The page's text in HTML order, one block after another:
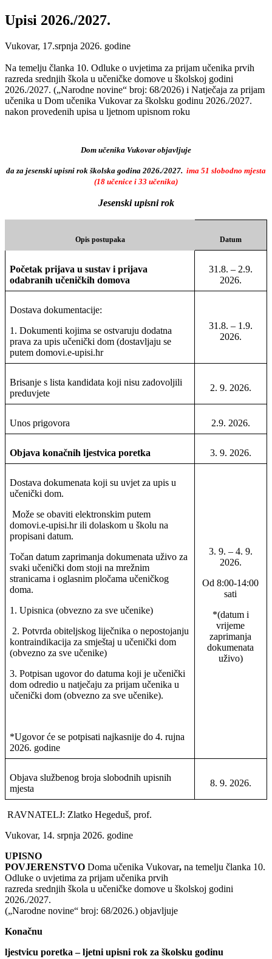
Upisi 2026./2027.
Vukovar, 17.srpnja 2026. godine
Na temelju članka 10. Odluke o uvjetima za prijam učenika prvih
razreda srednjih škola u učeničke domove u školskoj godini
2026./2027. („Narodne novine“ broj: 68/2026) i Natječaja za prijam
učenika u Dom učenika Vukovar za školsku godinu 2026./2027.
nakon provedenih upisa u ljetnom upisnom roku
Dom učenika Vukovar objavljuje
da za jesenski upisni rok školska godina 2026./2027. ima 51 slobodno mjesta
(18 učenice i 33 učenika)
Jesenski upisni rok
Opis postupaka Datum
Početak prijava u sustav i prijava
odabranih učeničkih domova
31.8. – 2.9.
2026.
Dostava dokumentacije:
1. Dokumenti kojima se ostvaruju dodatna
prava za upis učenički dom (dostavljaju se
putem domovi.e-upisi.hr
31.8. – 1.9.
2026.
Brisanje s lista kandidata koji nisu zadovoljili
preduvjete
2. 9. 2026.
Unos prigovora 2.9. 2026.
Objava konačnih ljestvica poretka 3. 9. 2026.
Dostava dokumenata koji su uvjet za upis u
učenički dom.
Može se obaviti elektronskim putem
domovi.e-upisi.hr ili dolaskom u školu na
propisani datum.
Točan datum zaprimanja dokumenata uživo za
svaki učenički dom stoji na mrežnim
stranicama i oglasnim pločama učeničkog
doma.
1. Upisnica (obvezno za sve učenike)
2. Potvrda obiteljskog liječnika o nepostojanju
kontraindikacija za smještaj u učenički dom
(obvezno za sve učenike)
3. Potpisan ugovor do datuma koji je učenički
dom odredio u natječaju za prijam učenika u
učenički dom (obvezno za sve učenike).
*Ugovor će se potpisati najkasnije do 4. rujna
2026. godine
3. 9. – 4. 9.
2026.
Od 8:00-14:00
sati
*(datum i
vrijeme
zaprimanja
dokumenata
uživo)
Objava službenog broja slobodnih upisnih
mjesta
8. 9. 2026.
RAVNATELJ: Zlatko Hegeduš, prof.
Vukovar, 14. srpnja 2026. godine
UPISNO
POVJERENSTVO Doma učenika Vukovar, na temelju članka 10.
Odluke o uvjetima za prijam učenika prvih
razreda srednjih škola u učeničke domove u školskoj godini
2026./2027.
(„Narodne novine“ broj: 68/2026.) objavljuje
Konačnu
ljestvicu poretka – ljetni upisni rok za školsku godinu